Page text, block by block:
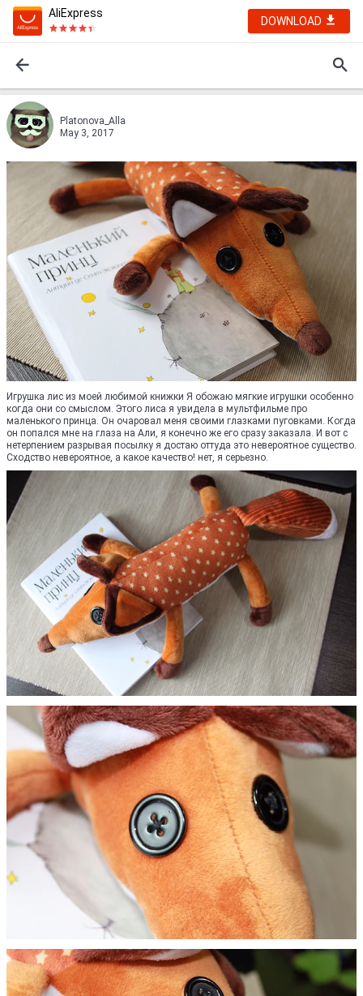
AliExpress
DOWNLOAD
Platonova_Alla
May 3, 2017
Игрушка лис из моей любимой книжки Я обожаю мягкие игрушки особенно
когда они со смыслом. Этого лиса я увидела в мультфильме про
маленького принца. Он очаровал меня своими глазками пуговками. Когда
он попался мне на глаза на Али, я конечно же его сразу заказала. И вот с
нетерпением разрывая посылку я достаю оттуда это невероятное существо.
Сходство невероятное, а какое качество! нет, я серьезно.